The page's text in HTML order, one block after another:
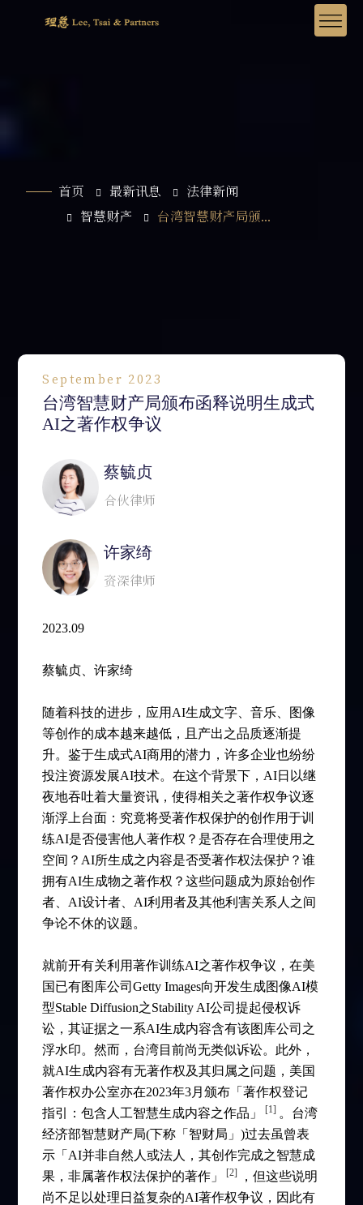
首页 最新讯息
法律新闻
智慧财产
台湾智慧财产局颁...
September 2023
台湾智慧财产局颁布函释说明生成式
AI之著作权争议
蔡毓贞
合伙律师
许家绮
资深律师
2023.09
蔡毓贞、许家绮
随着科技的进步，应用AI生成文字、音乐、图像
等创作的成本越来越低，且产出之品质逐渐提
升。鉴于生成式AI商用的潜力，许多企业也纷纷
投注资源发展AI技术。在这个背景下，AI日以继
夜地吞吐着大量资讯，使得相关之著作权争议逐
渐浮上台面：究竟将受著作权保护的创作用于训
练AI是否侵害他人著作权？是否存在合理使用之
空间？AI所生成之内容是否受著作权法保护？谁
拥有AI生成物之著作权？这些问题成为原始创作
者、AI设计者、AI利用者及其他利害关系人之间
争论不休的议题。
就前开有关利用著作训练AI之著作权争议，在美
国已有图库公司Getty Images向开发生成图像AI模
型Stable Diffusion之Stability AI公司提起侵权诉
讼，其证据之一系AI生成内容含有该图库公司之
浮水印。然而，台湾目前尚无类似诉讼。此外，
就AI生成内容有无著作权及其归属之问题，美国
著作权办公室亦在2023年3月颁布「著作权登记
指引：包含人工智慧生成内容之作品」
[1] 。台湾
经济部智慧财产局(下称「智财局」)过去虽曾表
示「AI并非自然人或法人，其创作完成之智慧成
果，非属著作权法保护的著作」
[2]
，但这些说明
尚不足以处理日益复杂的AI著作权争议，因此有